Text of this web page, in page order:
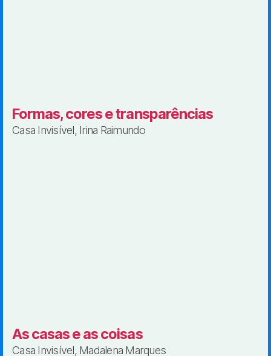
Formas, cores e transparências
Casa Invisível, Irina Raimundo
As casas e as coisas
Casa Invisível, Madalena Marques